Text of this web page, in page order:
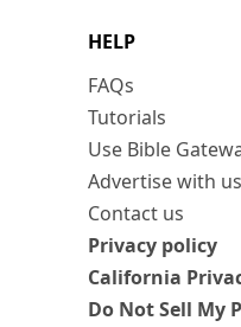
HELP
FAQs
Tutorials
Use Bible
Advertise with us
Contact us
Privacy policy
California
Do Not Sell My